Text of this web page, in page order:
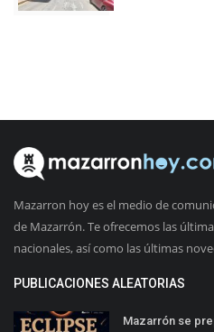
Mazarron hoy es el medio de
de Mazarrón. Te ofrecemos las
nacionales, así como las últimas
PUBLICACIONES ALEATORIAS
Mazarrón se